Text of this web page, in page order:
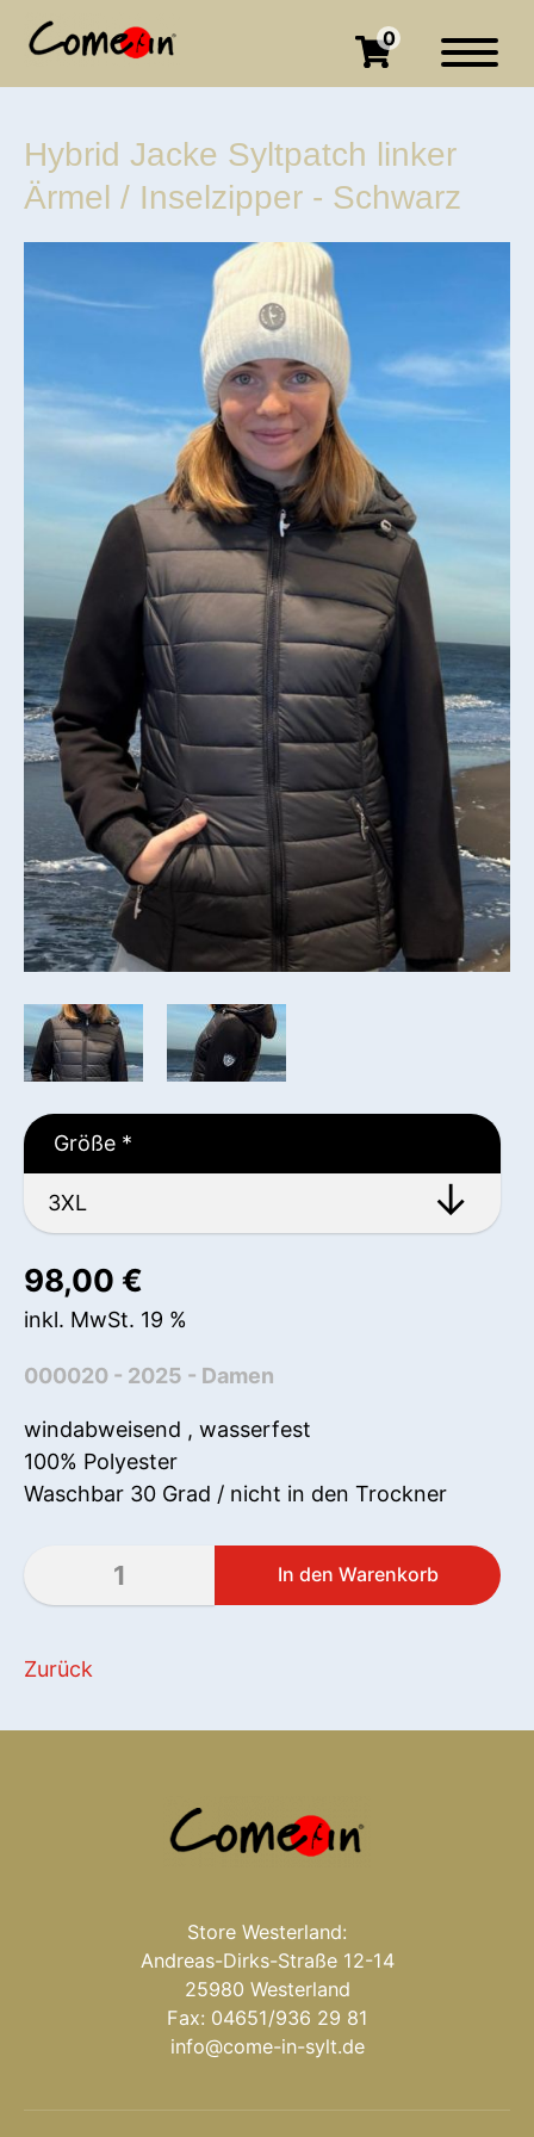
0
Hybrid Jacke Syltpatch linker
Ärmel / Inselzipper - Schwarz
Größe *
98,00 €
inkl. MwSt. 19 %
000020 - 2025 - Damen
windabweisend , wasserfest
100% Polyester
Waschbar 30 Grad / nicht in den Trockner
Zurück
Store Westerland:
Andreas-Dirks-Straße 12-14
25980 Westerland
Fax: 04651/936 29 81
info@come-in-sylt.de